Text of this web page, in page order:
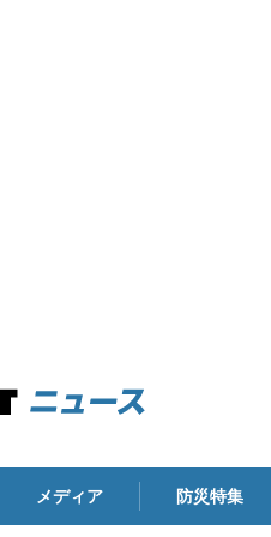
メディア 防災特集